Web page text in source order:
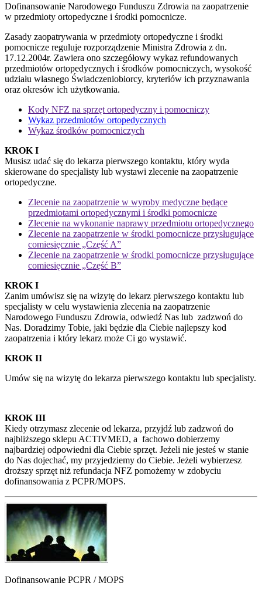
Dofinansowanie Narodowego Funduszu Zdrowia na zaopatrzenie
w przedmioty ortopedyczne i środki pomocnicze.
Zasady zaopatrywania w przedmioty ortopedyczne i środki
pomocnicze reguluje rozporządzenie Ministra Zdrowia z dn.
17.12.2004r. Zawiera ono szczegółowy wykaz refundowanych
przedmiotów ortopedycznych i środków pomocniczych, wysokość
udziału własnego Świadczeniobiorcy, kryteriów ich przyznawania
oraz okresów ich użytkowania.
Kody NFZ na sprzęt ortopedyczny i pomocniczy
Wykaz przedmiotów ortopedycznych
Wykaz środków pomocniczych
KROK I
Musisz udać się do lekarza pierwszego kontaktu, który wyda
skierowane do specjalisty lub wystawi zlecenie na zaopatrzenie
ortopedyczne.
Zlecenie na zaopatrzenie w wyroby medyczne będące
przedmiotami ortopedycznymi i środki pomocnicze
Zlecenie na wykonanie naprawy przedmiotu ortopedycznego
Zlecenie na zaopatrzenie w środki pomocnicze przysługujące
comiesięcznie „Część A”
Zlecenie na zaopatrzenie w środki pomocnicze przysługujące
comiesięcznie „Część B”
KROK I
Zanim umówisz się na wizytę do lekarz pierwszego kontaktu lub
specjalisty w celu wystawienia zlecenia na zaopatrzenie
Narodowego Funduszu Zdrowia, odwiedź Nas lub zadzwoń do
Nas. Doradzimy Tobie, jaki będzie dla Ciebie najlepszy kod
zaopatrzenia i który lekarz może Ci go wystawić.
KROK II
Umów się na wizytę do lekarza pierwszego kontaktu lub specjalisty.
KROK III
Kiedy otrzymasz zlecenie od lekarza, przyjdź lub zadzwoń do
najbliższego sklepu ACTIVMED, a fachowo dobierzemy
najbardziej odpowiedni dla Ciebie sprzęt. Jeżeli nie jesteś w stanie
do Nas dojechać, my przyjedziemy do Ciebie. Jeżeli wybierzesz
droższy sprzęt niż refundacja NFZ pomożemy w zdobyciu
dofinansowania z PCPR/MOPS.
Dofinansowanie PCPR / MOPS